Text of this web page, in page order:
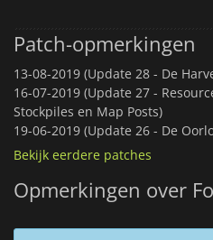
Patch-opmerkingen
13-08-2019 (Update 28 - De
16-07-2019 (Update 27 -
Stockpiles en Map Posts)
19-06-2019 (Update 26 - De
Bekijk eerdere patches
Opmerkingen over